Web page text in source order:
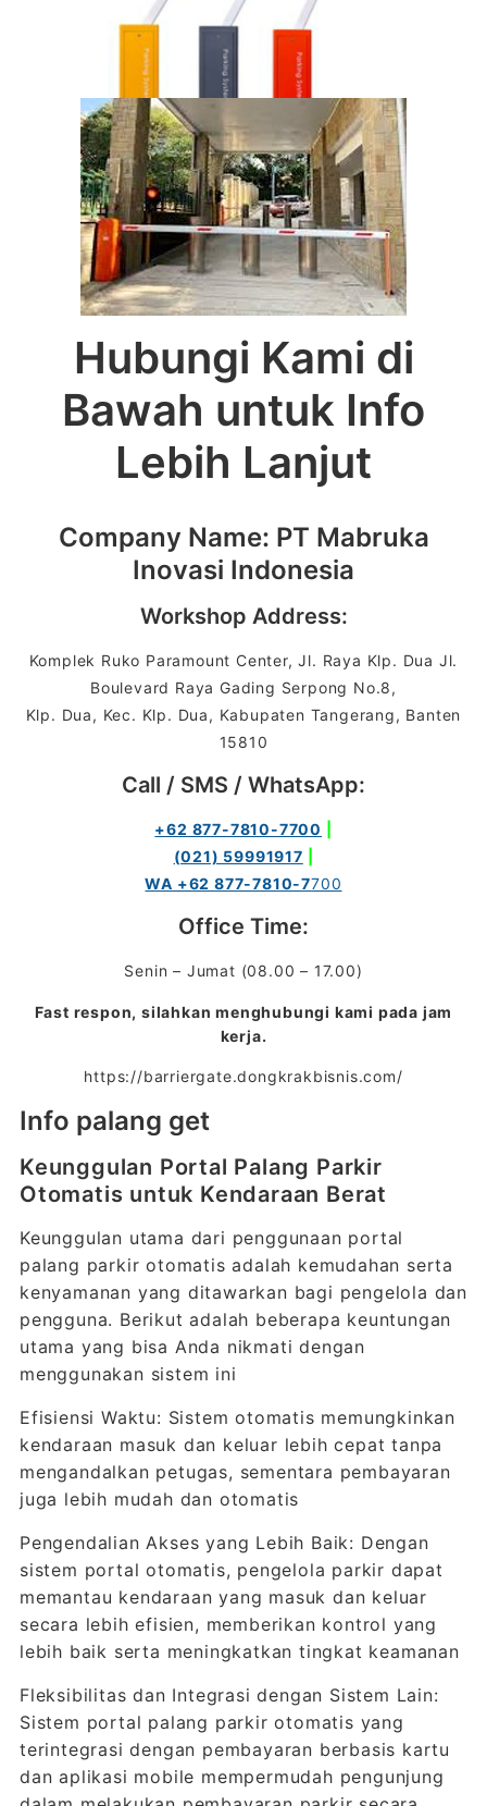
Hubungi Kami di
Bawah untuk Info
Lebih Lanjut
Company Name: PT Mabruka
Inovasi Indonesia
Workshop Address:
Komplek Ruko Paramount Center, Jl. Raya Klp. Dua Jl.
Boulevard Raya Gading Serpong No.8,
Klp. Dua, Kec. Klp. Dua, Kabupaten Tangerang, Banten
15810
Call / SMS / WhatsApp:
+62 877-7810-7700
(021) 59991917
WA +62 877-7810-7700
Office Time:
Senin – Jumat (08.00 – 17.00)
Fast respon, silahkan menghubungi kami pada jam
kerja.
https://barriergate.dongkrakbisnis.com/
Info palang get
Keunggulan Portal Palang Parkir
Otomatis untuk Kendaraan Berat
Keunggulan utama dari penggunaan portal
palang parkir otomatis adalah kemudahan serta
kenyamanan yang ditawarkan bagi pengelola dan
pengguna. Berikut adalah beberapa keuntungan
utama yang bisa Anda nikmati dengan
menggunakan sistem ini
Efisiensi Waktu: Sistem otomatis memungkinkan
kendaraan masuk dan keluar lebih cepat tanpa
mengandalkan petugas, sementara pembayaran
juga lebih mudah dan otomatis
Pengendalian Akses yang Lebih Baik: Dengan
sistem portal otomatis, pengelola parkir dapat
memantau kendaraan yang masuk dan keluar
secara lebih efisien, memberikan kontrol yang
lebih baik serta meningkatkan tingkat keamanan
Fleksibilitas dan Integrasi dengan Sistem Lain:
Sistem portal palang parkir otomatis yang
terintegrasi dengan pembayaran berbasis kartu
dan aplikasi mobile mempermudah pengunjung